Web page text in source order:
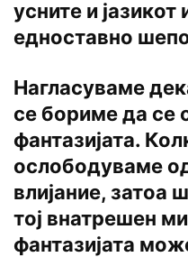
усните и
едноставно
Нагласуваме
се бориме да се
фантазијата.
ослободуваме
влијание, затоа
тој внатрешен
фантазијата